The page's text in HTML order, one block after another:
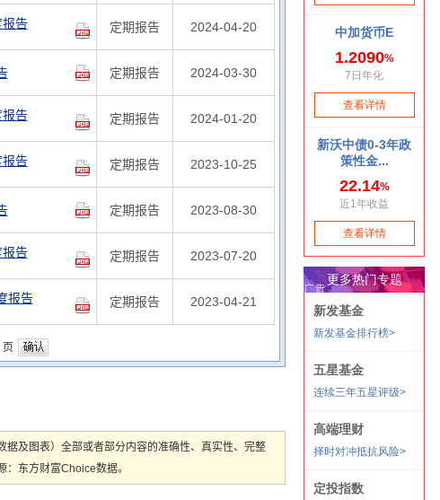
告 定期报告 2024-04-20
定期报告 2024-03-30
告 定期报告 2024-01-20
告 定期报告 2023-10-25
定期报告 2023-08-30
告 定期报告 2023-07-20
报告 定期报告 2023-04-21
页
及图表）全部或者部分内容的准确性、真实性、完整
东方财富Choice数据。